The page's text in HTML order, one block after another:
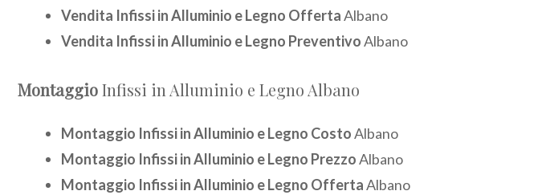
Vendita Infissi in Alluminio e Legno OffertaAlbano
Vendita Infissi in Alluminio e Legno PreventivoAlbano
MontaggioInfissi in Alluminio e Legno Albano
Montaggio Infissi in Alluminio e Legno CostoAlbano
Montaggio Infissi in Alluminio e Legno PrezzoAlbano
Montaggio Infissi in Alluminio e Legno OffertaAlbano